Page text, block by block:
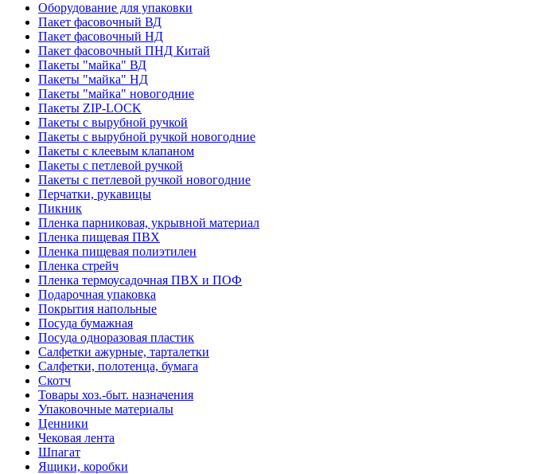
Оборудование для упаковки
Пакет фасовочный ВД
Пакет фасовочный НД
Пакет фасовочный ПНД Китай
Пакеты "майка" ВД
Пакеты "майка" НД
Пакеты "майка" новогодние
Пакеты ZIP-LOCK
Пакеты с вырубной ручкой
Пакеты с вырубной ручкой новогодние
Пакеты с клеевым клапаном
Пакеты с петлевой ручкой
Пакеты с петлевой ручкой новогодние
Перчатки, рукавицы
Пикник
Пленка парниковая, укрывной материал
Пленка пищевая ПВХ
Пленка пищевая полиэтилен
Пленка стрейч
Пленка термоусадочная ПВХ и ПОФ
Подарочная упаковка
Покрытия напольные
Посуда бумажная
Посуда одноразовая пластик
Салфетки ажурные, тарталетки
Салфетки, полотенца, бумага
Скотч
Товары хоз.-быт. назначения
Упаковочные материалы
Ценники
Чековая лента
Шпагат
Ящики, коробки